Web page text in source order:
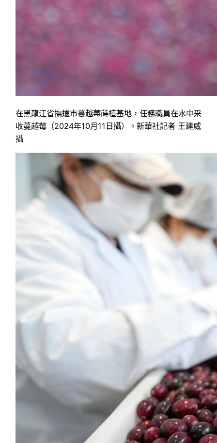
在黑龍江省撫遠市蔓越莓蒔植基地，任務職員在水中采
收蔓越莓（2024年10月11日攝）。新華社記者 王建威
攝